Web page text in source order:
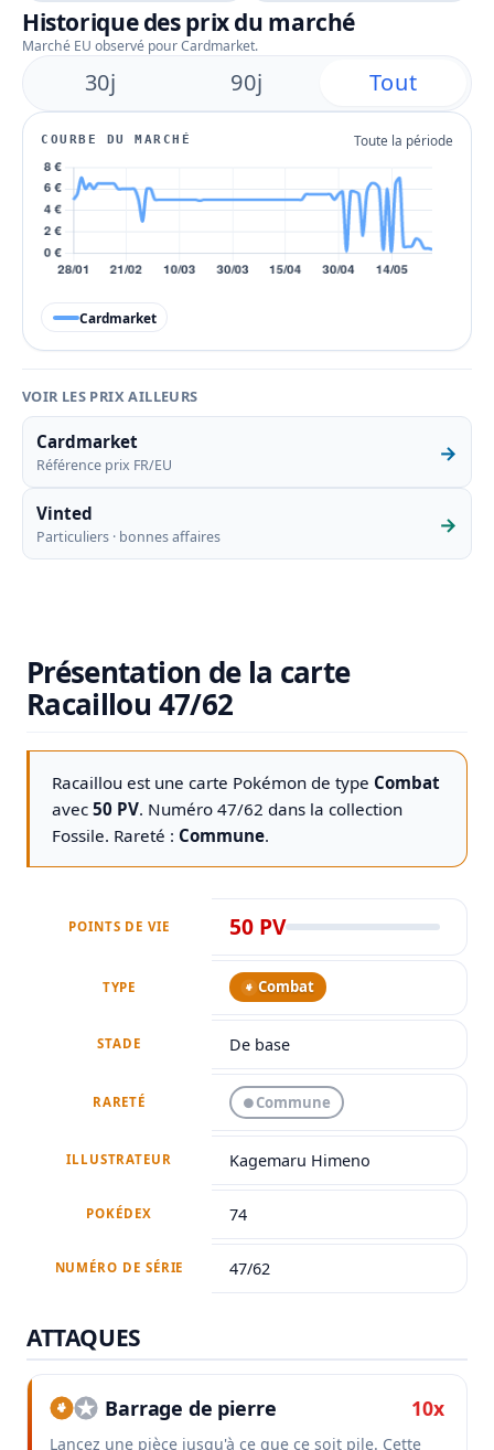
Historique des prix du marché
Marché EU observé pour Cardmarket.
30j 90j Tout
COURBE DU MARCHÉ Toute la période
Cardmarket
VOIR LES PRIX AILLEURS
Cardmarket
Référence prix FR/EU →
Vinted
Particuliers · bonnes affaires →
Présentation de la carte
Racaillou 47/62
Racaillou est une carte Pokémon de type Combat
avec 50 PV. Numéro 47/62 dans la collection
Fossile. Rareté : Commune.
POINTS DE VIE 50 PV
TYPE Combat
STADE De base
RARETÉ ●Commune
ILLUSTRATEUR Kagemaru Himeno
POKÉDEX 74
NUMÉRO DE SÉRIE 47/62
ATTAQUES
Barrage de pierre 10x
Lancez une pièce jusqu'à ce que ce soit pile. Cette